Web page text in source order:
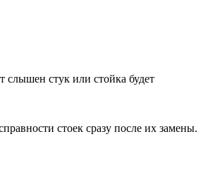
слышен стук или стойка будет
стоек сразу после их замены.